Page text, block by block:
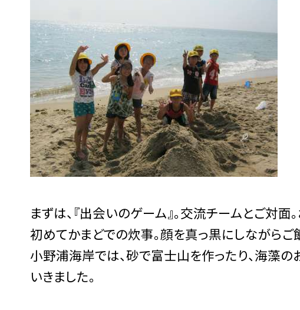
まずは、『出会いのゲーム』。交流チームとご対面
初めてかまどでの炊事。顔を真っ黒にしながらご
小野浦海岸では、砂で富士山を作ったり、海藻の
いきました。